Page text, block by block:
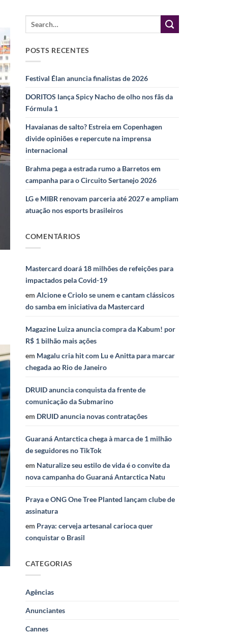
POSTS RECENTES
Festival Élan anuncia finalistas de 2026
DORITOS lança Spicy Nacho de olho nos fãs da
Fórmula 1
Havaianas de salto? Estreia em Copenhagen
divide opiniões e repercute na imprensa
internacional
Brahma pega a estrada rumo a Barretos em
campanha para o Circuito Sertanejo 2026
LG e MIBR renovam parceria até 2027 e ampliam
atuação nos esports brasileiros
COMENTÁRIOS
Mastercard doará 18 milhões de refeições para
impactados pela Covid-19
em Alcione e Criolo se unem e cantam clássicos
do samba em iniciativa da Mastercard
Magazine Luiza anuncia compra da Kabum! por
R$ 1 bilhão mais ações
em Magalu cria hit com Lu e Anitta para marcar
chegada ao Rio de Janeiro
DRUID anuncia conquista da frente de
comunicação da Submarino
em DRUID anuncia novas contratações
Guaraná Antarctica chega à marca de 1 milhão
de seguidores no TikTok
em Naturalize seu estilo de vida é o convite da
nova campanha do Guaraná Antarctica Natu
Praya e ONG One Tree Planted lançam clube de
assinatura
em Praya: cerveja artesanal carioca quer
conquistar o Brasil
CATEGORIAS
Agências
Anunciantes
Cannes